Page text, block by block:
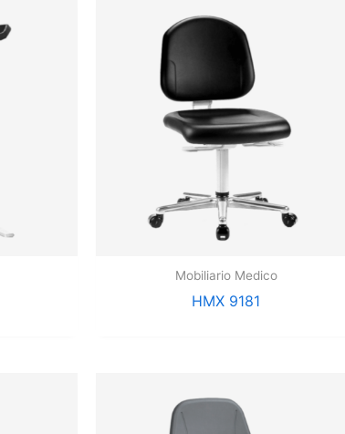
Mobiliario Medico
HMX 9181